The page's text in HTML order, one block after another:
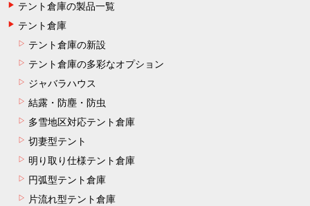
テント倉庫の製品一覧
テント倉庫
テント倉庫の新設
テント倉庫の多彩なオプション
ジャバラハウス
結露・防塵・防虫
多雪地区対応テント倉庫
切妻型テント
明り取り仕様テント倉庫
円弧型テント倉庫
片流れ型テント倉庫